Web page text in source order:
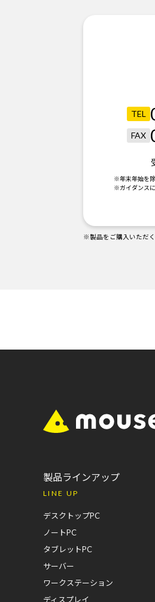
TEL
FAX
※年末年始を
※ガイダンスに
※製品をご購入いただ
製品ラインアップ
LINE UP
デスクトップPC
ノートPC
タブレットPC
サーバー
ワークステーション
ディスプレイ